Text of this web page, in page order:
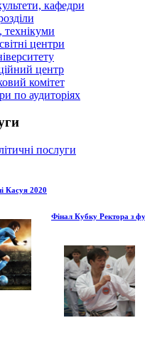
кафедри
технікуми
центри
центр
комітет
по аудиторіях
послуги
Касуя 2020
Фінал Кубку Ректора з